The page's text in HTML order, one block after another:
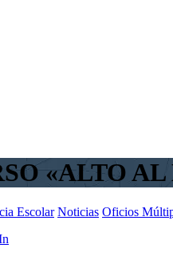
«ALTO
Escolar Noticias Oficios